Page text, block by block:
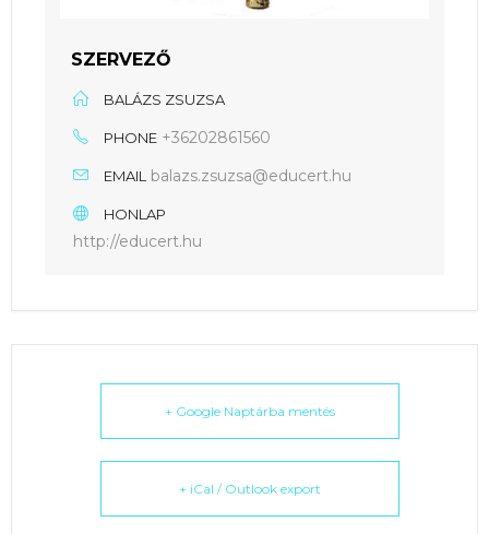
SZERVEZŐ
BALÁZS ZSUZSA
PHONE +36202861560
EMAIL balazs.zsuzsa@educert.hu
HONLAP
http://educert.hu
+ Google Naptárba mentés
+ iCal / Outlook export